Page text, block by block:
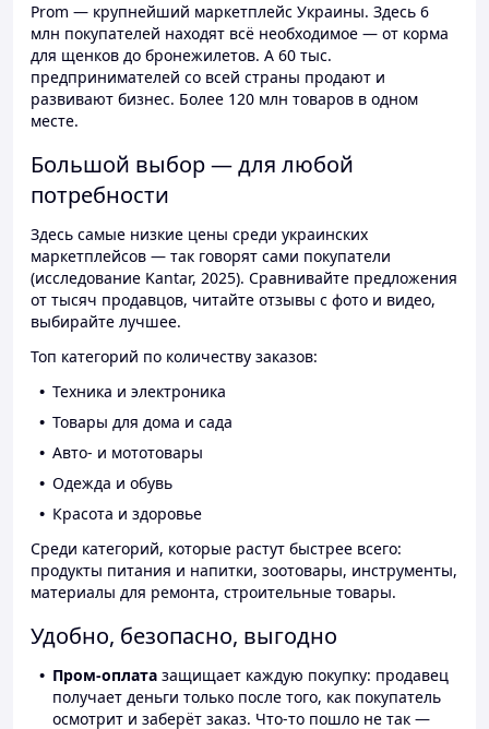
Prom — крупнейший маркетплейс Украины. Здесь 6
млн покупателей находят всё необходимое — от корма
для щенков до бронежилетов. А 60 тыс.
предпринимателей со всей страны продают и
развивают бизнес. Более 120 млн товаров в одном
месте.
Большой выбор — для любой
потребности
Здесь самые низкие цены среди украинских
маркетплейсов — так говорят сами покупатели
(исследование Kantar, 2025). Сравнивайте предложения
от тысяч продавцов, читайте отзывы с фото и видео,
выбирайте лучшее.
Топ категорий по количеству заказов:
Техника и электроника
Товары для дома и сада
Авто- и мототовары
Одежда и обувь
Красота и здоровье
Среди категорий, которые растут быстрее всего:
продукты питания и напитки, зоотовары, инструменты,
материалы для ремонта, строительные товары.
Удобно, безопасно, выгодно
Пром-оплата защищает каждую покупку: продавец
получает деньги только после того, как покупатель
осмотрит и заберёт заказ. Что-то пошло не так —